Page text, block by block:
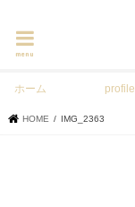
menu
ホーム profile
HOME IMG_2363